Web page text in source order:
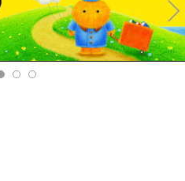
Ne
xt